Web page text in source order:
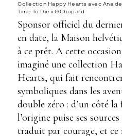
Collection Happy Hearts avec Ana de
Time To Die » ©Chopard
Sponsor officiel du
en date, la Maison
à ce prêt. A cette
imaginé une collection
Hearts, qui fait
symboliques dans les
double zéro : d’un côté
l’origine puise ses
traduit par courage, et